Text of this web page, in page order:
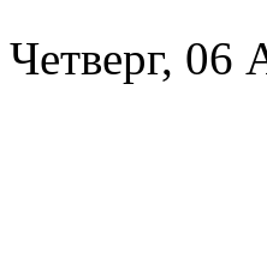
Четверг, 06